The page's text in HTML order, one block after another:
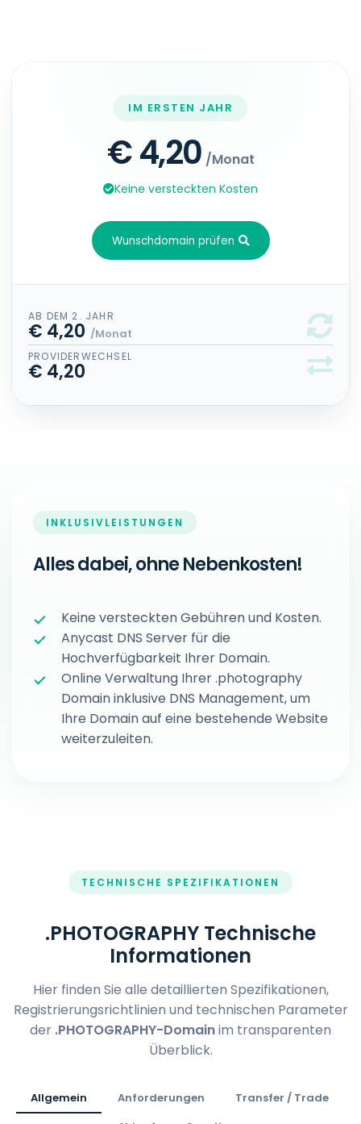
IM ERSTEN JAHR
€ 4,20 /Monat
Keine versteckten Kosten
Wunschdomain prüfen
AB DEM 2. JAHR
€ 4,20 /Monat
PROVIDERWECHSEL
€ 4,20
INKLUSIVLEISTUNGEN
Alles dabei, ohne Nebenkosten!
Keine versteckten Gebühren und Kosten.
Anycast DNS Server für die
Hochverfügbarkeit Ihrer Domain.
Online Verwaltung Ihrer .photography
Domain inklusive DNS Management, um
Ihre Domain auf eine bestehende Website
weiterzuleiten.
TECHNISCHE SPEZIFIKATIONEN
.PHOTOGRAPHY Technische
Informationen
Hier finden Sie alle detaillierten Spezifikationen,
Registrierungsrichtlinien und technischen Parameter
der .PHOTOGRAPHY-Domainim transparenten
Überblick.
Allgemein Anforderungen
Transfer / Trade